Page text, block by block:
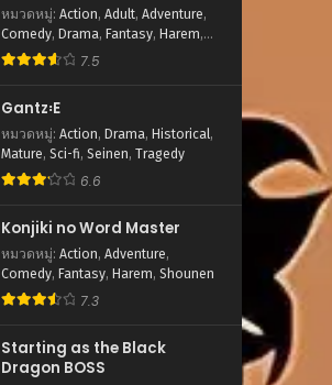
หมวดหมู่: Action, Adult, Adventure,
Comedy, Drama, Fantasy, Harem,
Romance,Sci-fi,
7.5
Gantz꞉E
หมวดหมู่: Action, Drama, Historical,
Mature, Sci-fi, Seinen, Tragedy
6.6
Konjiki no Word Master
หมวดหมู่: Action, Adventure,
Comedy, Fantasy, Harem, Shounen
7.3
Starting as the Black
Dragon BOSS